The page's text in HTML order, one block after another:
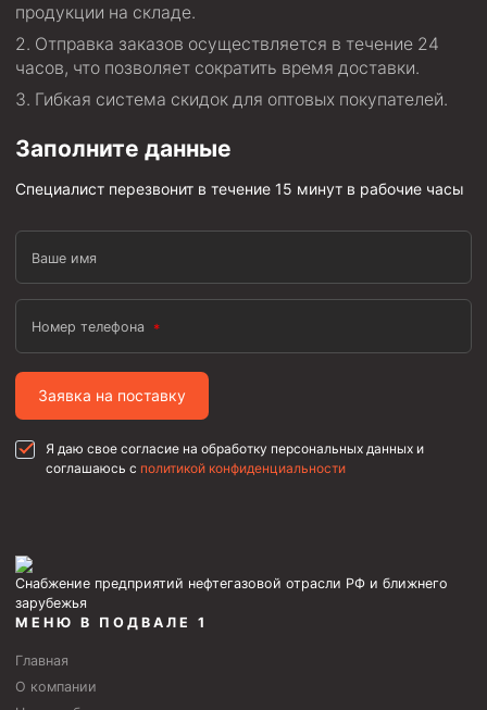
продукции на складе.
Отправка заказов осуществляется в течение 24
часов, что позволяет сократить время доставки.
Гибкая система скидок для оптовых покупателей.
Заполните данные
Специалист перезвонит в течение 15 минут в рабочие часы
Ваше имя
Номер телефона
Заявка на поставку
Я даю свое согласие на обработку персональных данных и
соглашаюсь с политикой конфиденциальности
Снабжение предприятий нефтегазовой отрасли РФ и ближнего
зарубежья
МЕНЮ В ПОДВАЛЕ 1
Главная
О компании